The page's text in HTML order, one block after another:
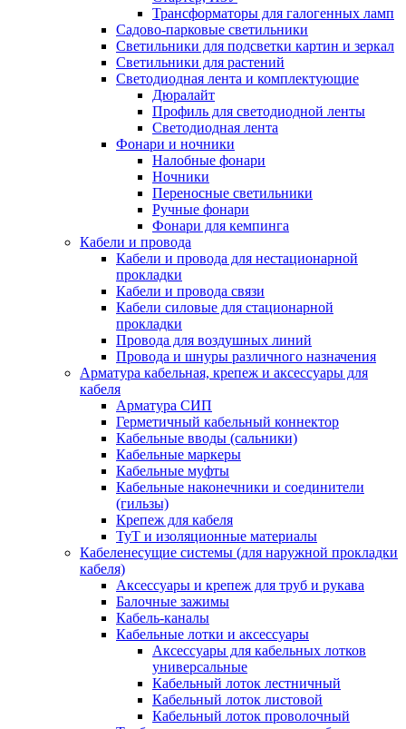
Трансформаторы для галогенных ламп
Садово-парковые светильники
Светильники для подсветки картин и зеркал
Светильники для растений
Светодиодная лента и комплектующие
Дюралайт
Профиль для светодиодной ленты
Светодиодная лента
Фонари и ночники
Налобные фонари
Ночники
Переносные светильники
Ручные фонари
Фонари для кемпинга
Кабели и провода
Кабели и провода для нестационарной
прокладки
Кабели и провода связи
Кабели силовые для стационарной
прокладки
Провода для воздушных линий
Провода и шнуры различного назначения
Арматура кабельная, крепеж и аксессуары для
кабеля
Арматура СИП
Герметичный кабельный коннектор
Кабельные вводы (сальники)
Кабельные маркеры
Кабельные муфты
Кабельные наконечники и соединители
(гильзы)
Крепеж для кабеля
ТуТ и изоляционные материалы
Кабеленесущие системы (для наружной прокладки
кабеля)
Аксессуары и крепеж для труб и рукава
Балочные зажимы
Кабель-каналы
Кабельные лотки и аксессуары
Аксессуары для кабельных лотков
универсальные
Кабельный лоток лестничный
Кабельный лоток листовой
Кабельный лоток проволочный